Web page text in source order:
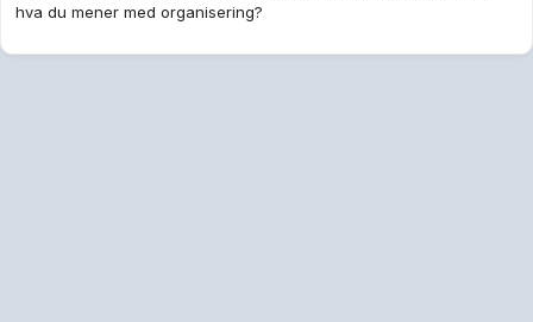
hva du mener med organisering?